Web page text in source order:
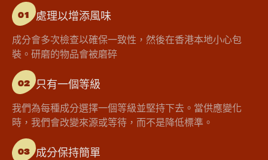
01 處理以增添風味
成分會多次檢查以確保一致性，然後在香港本地小心包
裝。研磨的物品會被磨碎
02 只有一個等級
我們為每種成分選擇一個等級並堅持下去。當供應變化
時，我們會改變來源或等待，而不是降低標準。
03 成分保持簡單